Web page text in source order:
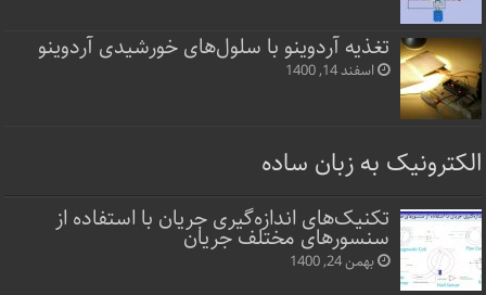
تغذیه آردوینو با سلول‌های خورشیدی آردوینو
اسفند 14, 1400
الکترونیک به زبان ساده
تکنیک‌های اندازه‌گیری جریان با استفاده از
سنسورهای مختلف جریان
بهمن 24, 1400